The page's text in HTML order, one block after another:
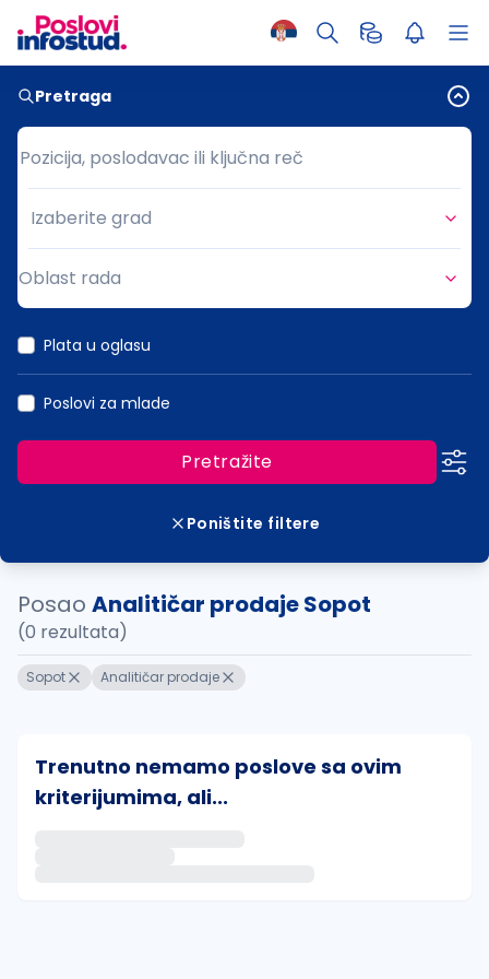
Pretraga
Pozicija, poslodavac ili ključna reč
Pozicija, poslodavac ili ključna reč
Grad
Izaberite grad
Oblast rada
Plata u oglasu
Poslovi za mlade
Pretražite
Poništite filtere
Posao Analitičar prodaje Sopot
(0 rezultata)
Sopot Analitičar prodaje
Trenutno nemamo poslove sa ovim
kriterijumima, ali...